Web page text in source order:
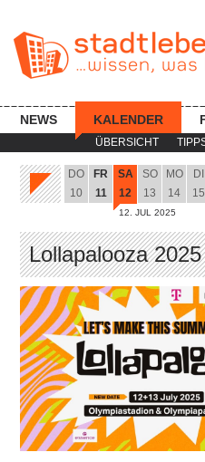
ÜBERSICHT
NEWS KALENDER
DO
10
FR
11
SA
12
12. JUL 2025
SO
13
MO
14
DI
15
Lollapalooza 2025